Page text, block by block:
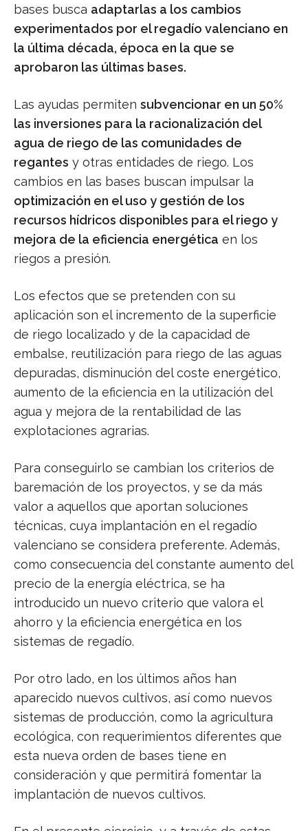
bases busca adaptarlas a los cambios
experimentados por el regadío valenciano en
la última década, época en la que se
aprobaron las últimas bases.
Las ayudas permiten subvencionar en un 50%
las inversiones para la racionalización del
agua de riego de las comunidades de
regantes y otras entidades de riego. Los
cambios en las bases buscan impulsar la
optimización en el uso y gestión de los
recursos hídricos disponibles para el riego y
mejora de la eficiencia energética en los
riegos a presión.
Los efectos que se pretenden con su
aplicación son el incremento de la superficie
de riego localizado y de la capacidad de
embalse, reutilización para riego de las aguas
depuradas, disminución del coste energético,
aumento de la eficiencia en la utilización del
agua y mejora de la rentabilidad de las
explotaciones agrarias.
Para conseguirlo se cambian los criterios de
baremación de los proyectos, y se da más
valor a aquellos que aportan soluciones
técnicas, cuya implantación en el regadío
valenciano se considera preferente. Además,
como consecuencia del constante aumento del
precio de la energía eléctrica, se ha
introducido un nuevo criterio que valora el
ahorro y la eficiencia energética en los
sistemas de regadío.
Por otro lado, en los últimos años han
aparecido nuevos cultivos, así como nuevos
sistemas de producción, como la agricultura
ecológica, con requerimientos diferentes que
esta nueva orden de bases tiene en
consideración y que permitirá fomentar la
implantación de nuevos cultivos.